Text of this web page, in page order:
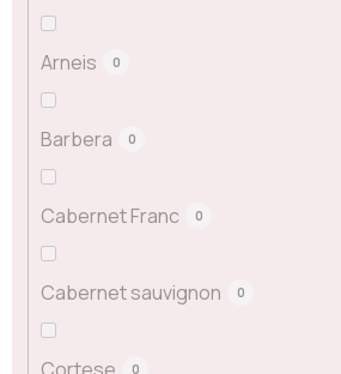
Arneis 0
Barbera 0
Cabernet Franc 0
Cabernet sauvignon 0
Cortese 0